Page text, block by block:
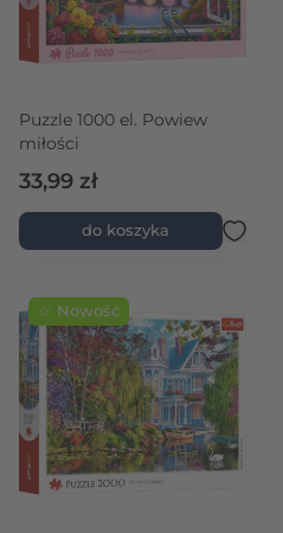
Puzzle 1000 el. Powiew
miłości
33,99 zł
do koszyka
☆ Nowość